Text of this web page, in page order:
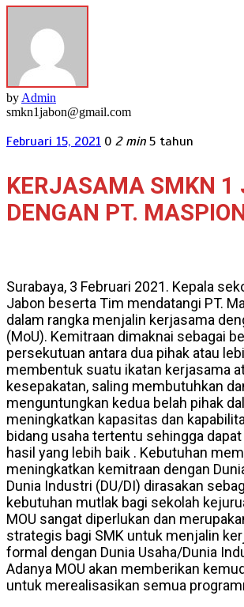
by Admin
smkn1jabon@gmail.com
Februari 15, 2021 0 2 min 5 tahun
KERJASAMA SMKN 1
DENGAN PT.
Surabaya, 3 Februari 2021. Kepala
Jabon beserta Tim mendatangi PT.
dalam rangka menjalin kerjasama
(MoU). Kemitraan dimaknai sebagai
persekutuan antara dua pihak atau
membentuk suatu ikatan kerjasama
kesepakatan, saling membutuhkan
menguntungkan kedua belah pihak
meningkatkan kapasitas dan
bidang usaha tertentu sehingga
hasil yang lebih baik . Kebutuhan
meningkatkan kemitraan dengan
Dunia Industri (DU/DI) dirasakan
kebutuhan mutlak bagi sekolah
MOU sangat diperlukan dan
strategis bagi SMK untuk menjalin
formal dengan Dunia Usaha/Dunia
Adanya MOU akan memberikan
untuk merealisasikan semua